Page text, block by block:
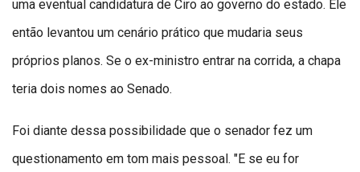
uma eventual candidatura de Ciro ao governo do estado. Ele
então levantou um cenário prático que mudaria seus
próprios planos. Se o ex-ministro entrar na corrida, a chapa
teria dois nomes ao Senado.
Foi diante dessa possibilidade que o senador fez um
questionamento em tom mais pessoal. "E se eu for